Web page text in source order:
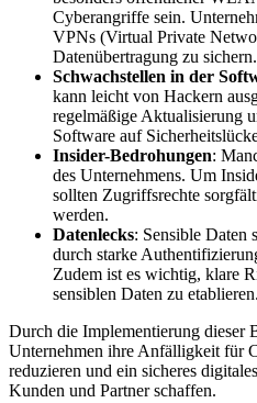
Cyberangriffe sein.
VPNs (Virtual Private
Datenübertragung zu sichern.
Schwachstellen in der
kann leicht von Hackern
regelmäßige Aktualisierung
Software auf
Insider-Bedrohungen:
des Unternehmens. Um
sollten Zugriffsrechte
werden.
Datenlecks: Sensible Daten
durch starke
Zudem ist es wichtig, klare
sensiblen Daten zu etablieren.
Durch die Implementierung dieser
Unternehmen ihre Anfälligkeit für
reduzieren und ein sicheres
Kunden und Partner schaffen.